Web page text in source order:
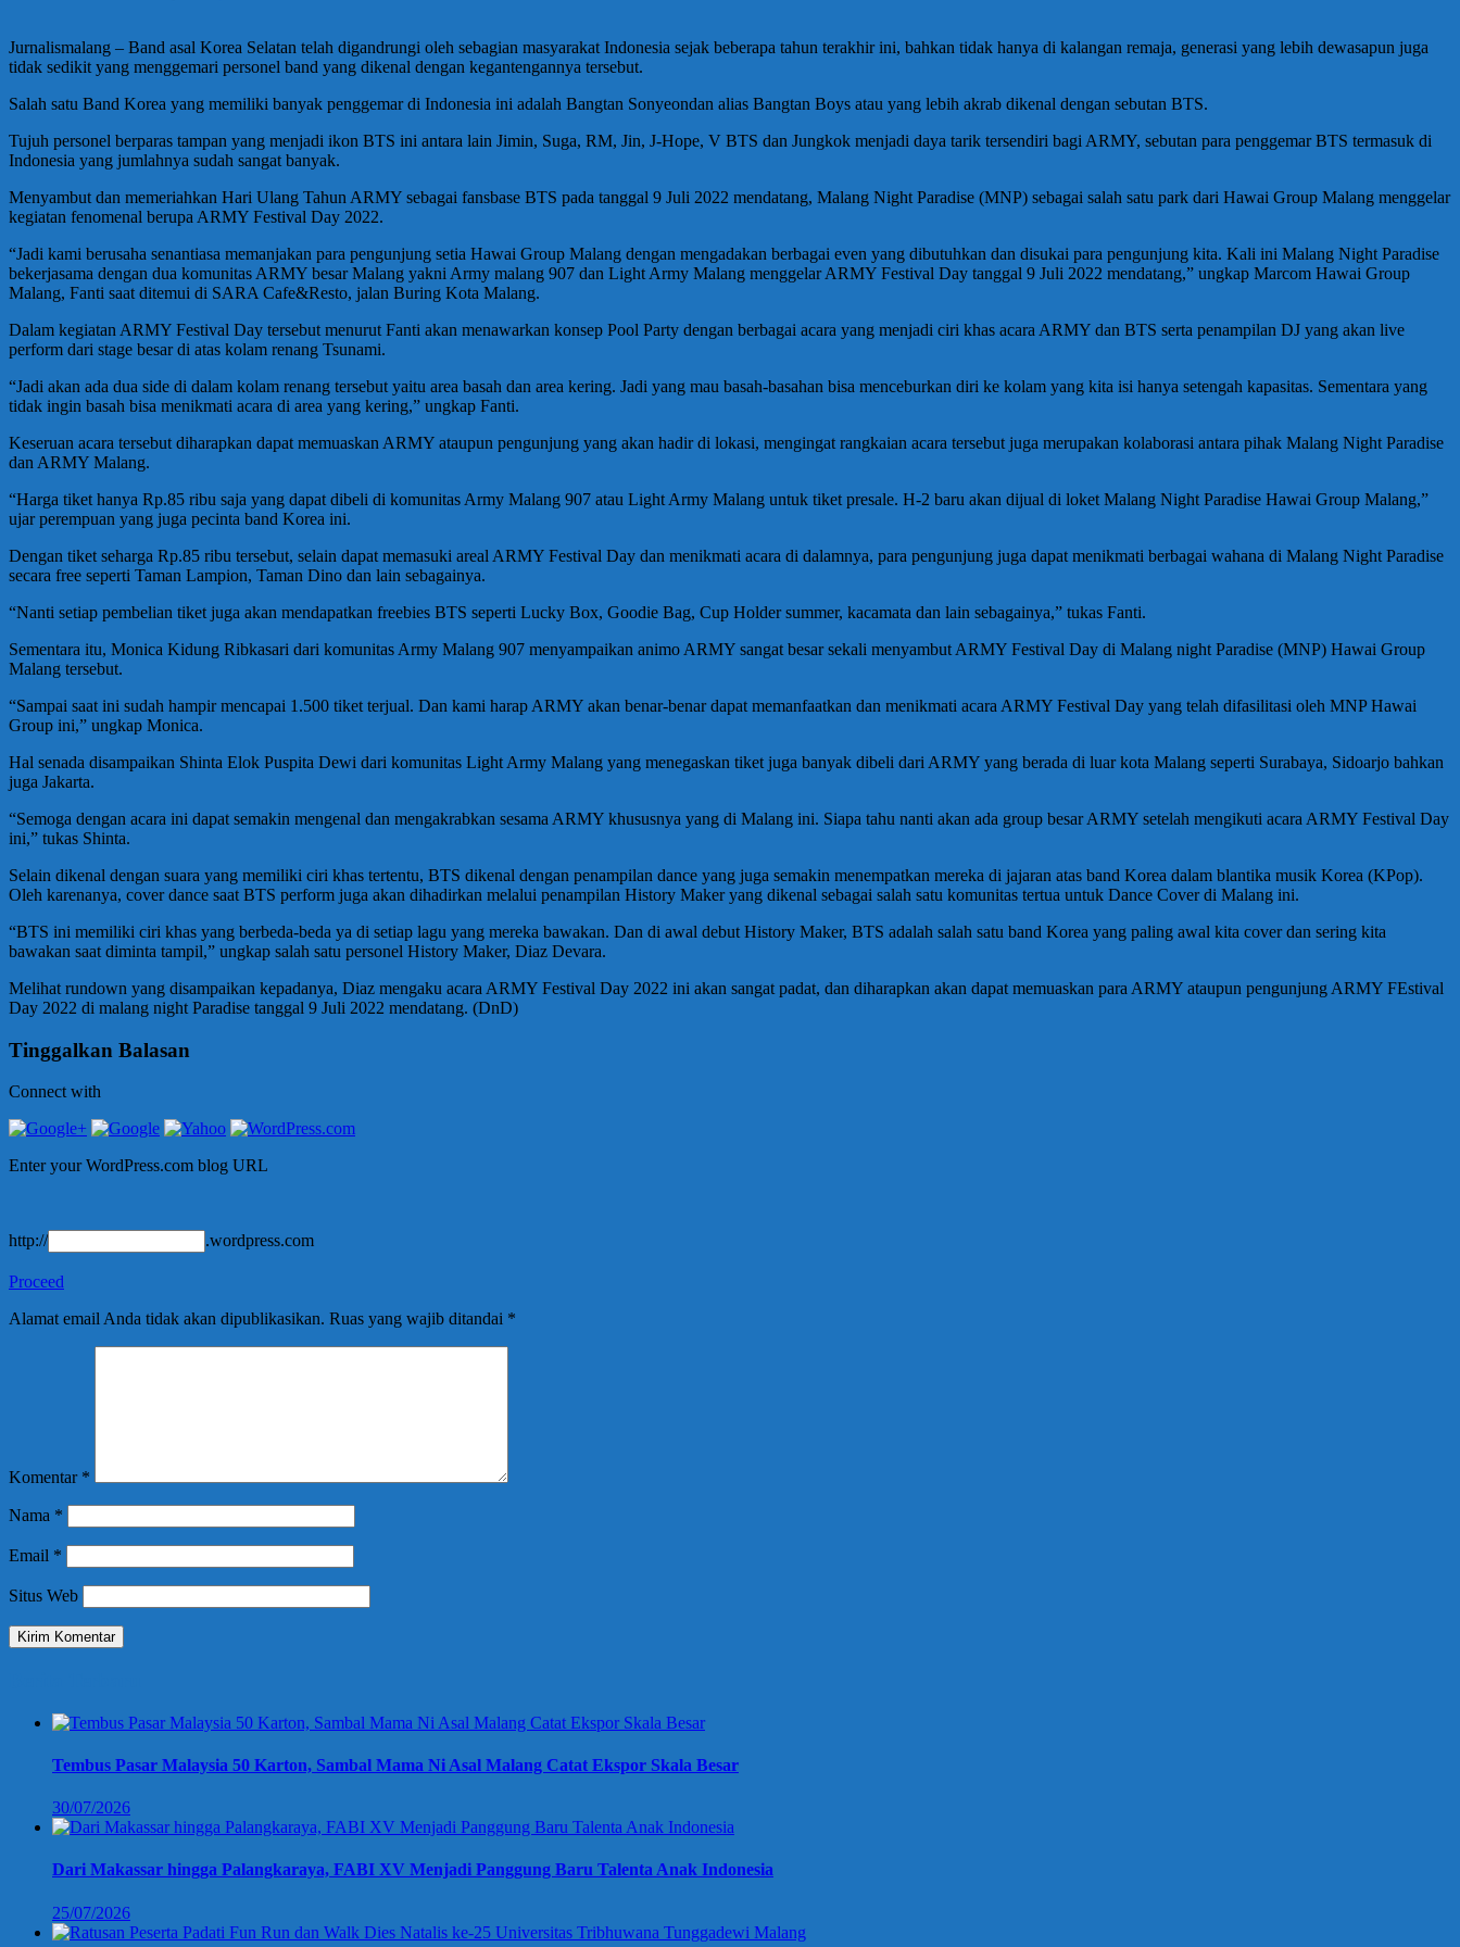
Jurnalismalang – Band asal Korea Selatan telah digandrungi oleh sebagian masyarakat Indonesia sejak beberapa tahun terakhir ini, bahkan tidak hanya di kalangan remaja, generasi yang lebih dewasapun juga
tidak sedikit yang menggemari personel band yang dikenal dengan kegantengannya tersebut.
Salah satu Band Korea yang memiliki banyak penggemar di Indonesia ini adalah Bangtan Sonyeondan alias Bangtan Boys atau yang lebih akrab dikenal dengan sebutan BTS.
Tujuh personel berparas tampan yang menjadi ikon BTS ini antara lain Jimin, Suga, RM, Jin, J-Hope, V BTS dan Jungkok menjadi daya tarik tersendiri bagi ARMY, sebutan para penggemar BTS termasuk di
Indonesia yang jumlahnya sudah sangat banyak.
Menyambut dan memeriahkan Hari Ulang Tahun ARMY sebagai fansbase BTS pada tanggal 9 Juli 2022 mendatang, Malang Night Paradise (MNP) sebagai salah satu park dari Hawai Group Malang menggelar
kegiatan fenomenal berupa ARMY Festival Day 2022.
“Jadi kami berusaha senantiasa memanjakan para pengunjung setia Hawai Group Malang dengan mengadakan berbagai even yang dibutuhkan dan disukai para pengunjung kita. Kali ini Malang Night Paradise
bekerjasama dengan dua komunitas ARMY besar Malang yakni Army malang 907 dan Light Army Malang menggelar ARMY Festival Day tanggal 9 Juli 2022 mendatang,” ungkap Marcom Hawai Group
Malang, Fanti saat ditemui di SARA Cafe&Resto, jalan Buring Kota Malang.
Dalam kegiatan ARMY Festival Day tersebut menurut Fanti akan menawarkan konsep Pool Party dengan berbagai acara yang menjadi ciri khas acara ARMY dan BTS serta penampilan DJ yang akan live
perform dari stage besar di atas kolam renang Tsunami.
“Jadi akan ada dua side di dalam kolam renang tersebut yaitu area basah dan area kering. Jadi yang mau basah-basahan bisa menceburkan diri ke kolam yang kita isi hanya setengah kapasitas. Sementara yang
tidak ingin basah bisa menikmati acara di area yang kering,” ungkap Fanti.
Keseruan acara tersebut diharapkan dapat memuaskan ARMY ataupun pengunjung yang akan hadir di lokasi, mengingat rangkaian acara tersebut juga merupakan kolaborasi antara pihak Malang Night Paradise
dan ARMY Malang.
“Harga tiket hanya Rp.85 ribu saja yang dapat dibeli di komunitas Army Malang 907 atau Light Army Malang untuk tiket presale. H-2 baru akan dijual di loket Malang Night Paradise Hawai Group Malang,”
ujar perempuan yang juga pecinta band Korea ini.
Dengan tiket seharga Rp.85 ribu tersebut, selain dapat memasuki areal ARMY Festival Day dan menikmati acara di dalamnya, para pengunjung juga dapat menikmati berbagai wahana di Malang Night Paradise
secara free seperti Taman Lampion, Taman Dino dan lain sebagainya.
“Nanti setiap pembelian tiket juga akan mendapatkan freebies BTS seperti Lucky Box, Goodie Bag, Cup Holder summer, kacamata dan lain sebagainya,” tukas Fanti.
Sementara itu, Monica Kidung Ribkasari dari komunitas Army Malang 907 menyampaikan animo ARMY sangat besar sekali menyambut ARMY Festival Day di Malang night Paradise (MNP) Hawai Group
Malang tersebut.
“Sampai saat ini sudah hampir mencapai 1.500 tiket terjual. Dan kami harap ARMY akan benar-benar dapat memanfaatkan dan menikmati acara ARMY Festival Day yang telah difasilitasi oleh MNP Hawai
Group ini,” ungkap Monica.
Hal senada disampaikan Shinta Elok Puspita Dewi dari komunitas Light Army Malang yang menegaskan tiket juga banyak dibeli dari ARMY yang berada di luar kota Malang seperti Surabaya, Sidoarjo bahkan
juga Jakarta.
“Semoga dengan acara ini dapat semakin mengenal dan mengakrabkan sesama ARMY khususnya yang di Malang ini. Siapa tahu nanti akan ada group besar ARMY setelah mengikuti acara ARMY Festival Day
ini,” tukas Shinta.
Selain dikenal dengan suara yang memiliki ciri khas tertentu, BTS dikenal dengan penampilan dance yang juga semakin menempatkan mereka di jajaran atas band Korea dalam blantika musik Korea (KPop).
Oleh karenanya, cover dance saat BTS perform juga akan dihadirkan melalui penampilan History Maker yang dikenal sebagai salah satu komunitas tertua untuk Dance Cover di Malang ini.
“BTS ini memiliki ciri khas yang berbeda-beda ya di setiap lagu yang mereka bawakan. Dan di awal debut History Maker, BTS adalah salah satu band Korea yang paling awal kita cover dan sering kita
bawakan saat diminta tampil,” ungkap salah satu personel History Maker, Diaz Devara.
Melihat rundown yang disampaikan kepadanya, Diaz mengaku acara ARMY Festival Day 2022 ini akan sangat padat, dan diharapkan akan dapat memuaskan para ARMY ataupun pengunjung ARMY FEstival
Day 2022 di malang night Paradise tanggal 9 Juli 2022 mendatang. (DnD)
Tinggalkan Balasan
Connect with
Enter your WordPress.com blog URL
http:// .wordpress.com
Proceed
Alamat email Anda tidak akan dipublikasikan. Ruas yang wajib ditandai *
Komentar *
Nama *
Email *
Situs Web
Tembus Pasar Malaysia 50 Karton, Sambal Mama Ni Asal Malang Catat Ekspor Skala Besar
30/07/2026
Dari Makassar hingga Palangkaraya, FABI XV Menjadi Panggung Baru Talenta Anak Indonesia
25/07/2026